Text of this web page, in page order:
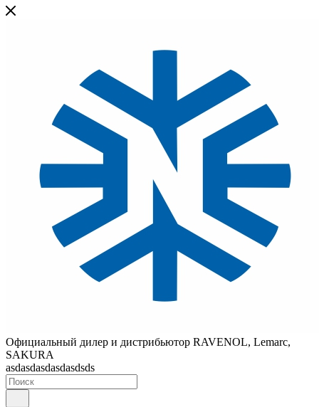
Официальный дилер и дистрибьютор RAVENOL, Lemarc,
SAKURA
asdasdasdasdasdsds